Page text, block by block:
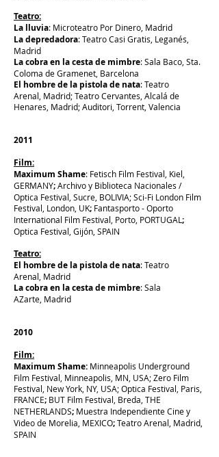
Teatro:
La lluvia: Microteatro Por Dinero, Madrid
La depredadora: Teatro Casi Gratis, Leganés,
Madrid
La cobra en la cesta de mimbre: Sala Baco, Sta.
Coloma de Gramenet, Barcelona
El hombre de la pistola de nata:Teatro
Arenal, Madrid; Teatro Cervantes, Alcalá de
Henares, Madrid; Auditori, Torrent, Valencia
2011
Film:
Maximum Shame: Fetisch Film Festival, Kiel,
GERMANY;Archivo y Biblioteca Nacionales /
Optica Festival, Sucre, BOLIVIA; Sci-Fi London Film
Festival, London, UK; Fantasporto - Oporto
International Film Festival, Porto, PORTUGAL;
Optica Festival, Gijón, SPAIN
Teatro:
El hombre de la pistola de nata: Teatro
Arenal, Madrid
La cobra en la cesta de mimbre: Sala
AZarte, Madrid
2010
Film:
Maximum Shame: Minneapolis Underground
Film Festival, Minneapolis, MN, USA; Zero Film
Festival, New York, NY, USA; Optica Festival, Paris,
FRANCE; BUT Film Festival, Breda, THE
NETHERLANDS; Muestra Independiente Cine y
Video de Morelia, MEXICO;Teatro Arenal, Madrid,
SPAIN